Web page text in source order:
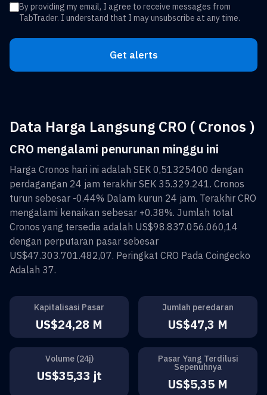
By providing my email, I agree to receive messages from
TabTrader. I understand that I may unsubscribe at any time.
Get alerts
Data Harga Langsung CRO ( Cronos )
CRO mengalami penurunan minggu ini
Harga Cronos hari ini adalah SEK 0,51325400 dengan
perdagangan 24 jam terakhir SEK 35.329.241. Cronos
turun sebesar -0.44% Dalam kurun 24 jam. Terakhir CRO
mengalami kenaikan sebesar +0.38%. Jumlah total
Cronos yang tersedia adalah US$98.837.056.060,14
dengan perputaran pasar sebesar
US$47.303.701.482,07. Peringkat CRO Pada Coingecko
Adalah 37.
Kapitalisasi Pasar
US$24,28 M
Jumlah peredaran
US$47,3 M
Volume (24j)
US$35,33 jt
Pasar Yang Terdilusi
Sepenuhnya
US$5,35 M